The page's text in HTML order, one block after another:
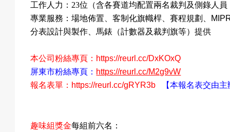
工作人力： 23位（含各賽道均配置兩名裁判及側錄人
專業服務：場地佈置、客制化旗幟桿、賽程規劃、
分表設計與製作、馬錶（計數器及裁判旗等）提供
本公司粉絲專頁： https://reurl.cc/DxKOxQ
屏東市粉絲專頁： https://reurl.cc/M2g9vW
報名表單 ： https://reurl.cc/gRYR3b 【本報名表交由
趣味組獎金每組前六名：